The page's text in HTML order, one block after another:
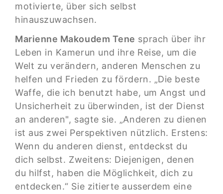
motivierte, über sich selbst
hinauszuwachsen.
Marienne Makoudem Tene sprach über ihr
Leben in Kamerun und ihre Reise, um die
Welt zu verändern, anderen Menschen zu
helfen und Frieden zu fördern. „Die beste
Waffe, die ich benutzt habe, um Angst und
Unsicherheit zu überwinden, ist der Dienst
an anderen", sagte sie. „Anderen zu dienen
ist aus zwei Perspektiven nützlich. Erstens:
Wenn du anderen dienst, entdeckst du
dich selbst. Zweitens: Diejenigen, denen
du hilfst, haben die Möglichkeit, dich zu
entdecken.“ Sie zitierte ausserdem eine